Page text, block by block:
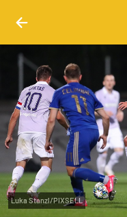
Luka Stanzl/PIXSELL